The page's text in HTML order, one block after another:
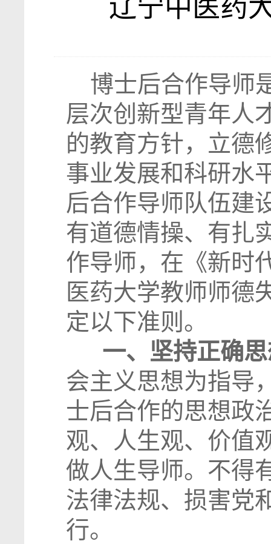
辽宁中医药
博士后合作导师
层次创新型青年人
的教育方针，立德
事业发展和科研水
后合作导师队伍建
有道德情操、有扎
作导师，在《新时
医药大学教师师德
定以下准则。
一、坚持正确思
会主义思想为指导
士后合作的思想政
观、人生观、价值
做人生导师。不得
法律法规、损害党
行。